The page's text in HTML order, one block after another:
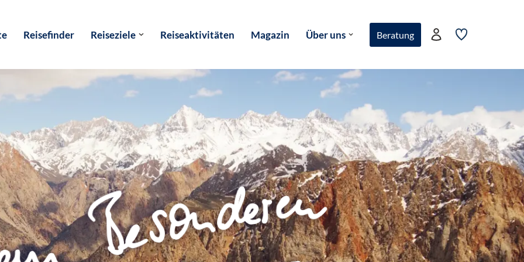
Reisefinder Reiseziele Reiseaktivitäten Magazin Über uns Beratung